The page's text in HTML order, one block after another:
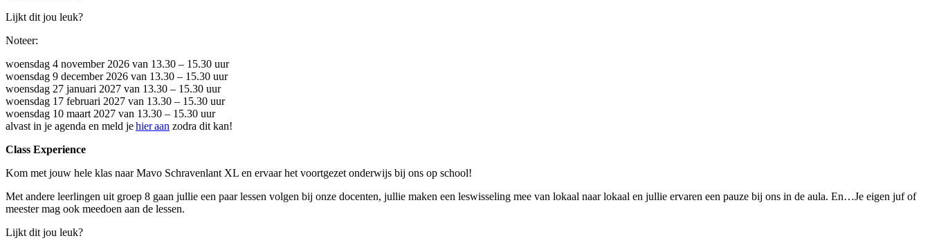
Lijkt dit jou leuk?
Noteer:
woensdag 4 november 2026 van 13.30 – 15.30 uur
woensdag 9 december 2026 van 13.30 – 15.30 uur
woensdag 27 januari 2027 van 13.30 – 15.30 uur
woensdag 17 februari 2027 van 13.30 – 15.30 uur
woensdag 10 maart 2027 van 13.30 – 15.30 uur
alvast in je agenda en meld jehier aan zodra dit kan!
Class Experience
Kom met jouw hele klas naar Mavo Schravenlant XL en ervaar het voortgezet onderwijs bij ons op school!
Met andere leerlingen uit groep 8 gaan jullie een paar lessen volgen bij onze docenten, jullie maken een leswisseling mee van lokaal naar lokaal en jullie ervaren een pauze bij ons in de aula. En…Je eigen juf of
meester mag ook meedoen aan de lessen.
Lijkt dit jou leuk?